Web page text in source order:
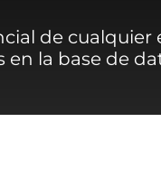
de
en la base de